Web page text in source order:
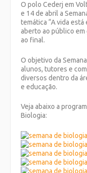
O polo Cederj em
e 14 de abril a
temática “A vida
aberto ao público
ao final.
O objetivo da
alunos, tutores e
diversos dentro da
e educação.
Veja abaixo a
Biologia: